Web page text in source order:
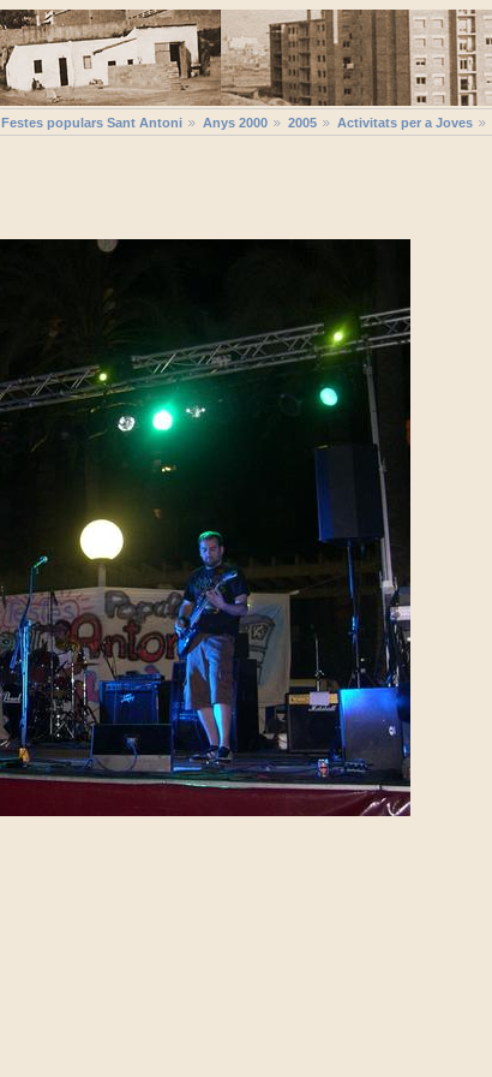
Festes populars Sant Antoni Anys 2000 2005 Activitats per a Joves